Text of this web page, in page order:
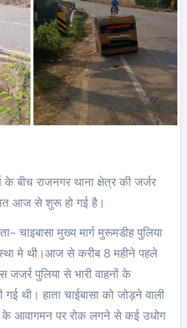
के बीच राजनगर थाना क्षेत्र की जर्जर
आज से शुरू हो गई है।
चाइबासा मुख्य मार्ग मुरूमडीह पुलिया
मे थी।आज से करीब 8 महीने पहले
जजर्र पुलिया से भारी वाहनों के
थी। हाता चाईबासा को जोड़ने वाली
के आवागमन पर रोक लगने से कई उधोग